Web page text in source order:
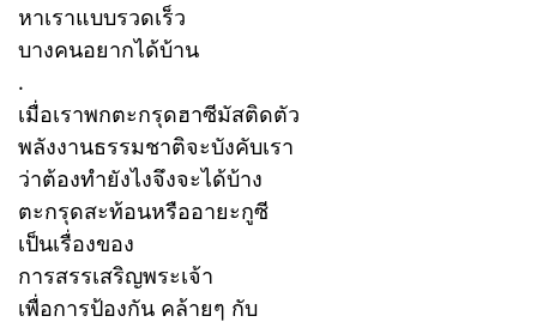
หาเราแบบรวดเร็ว
บางคนอยากได้บ้าน
.
เมื่อเราพกตะกรุดฮาซีมัสติดตัว
พลังงานธรรมชาติจะบังคับเรา
ว่าต้องทำยังไงจึงจะได้บ้าง
ตะกรุดสะท้อนหรืออายะกูซี
เป็นเรื่องของ
การสรรเสริญพระเจ้า
เพื่อการป้องกัน คล้ายๆ กับ